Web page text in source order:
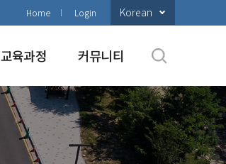
Home Login Korean
교육과정 커뮤니티